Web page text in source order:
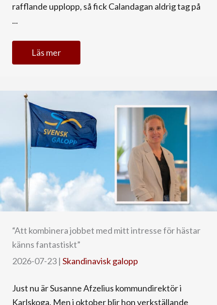
rafflande upplopp, så fick Calandagan aldrig tag på
...
Läs mer
“Att kombinera jobbet med mitt intresse för hästar
känns fantastiskt”
2026-07-23 | Skandinavisk galopp
Just nu är Susanne Afzelius kommundirektör i
Karlskoga. Men i oktober blir hon verkställande